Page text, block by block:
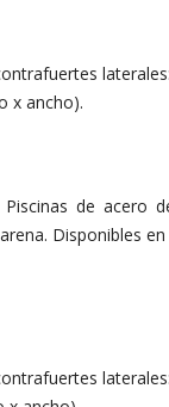
laterales:
x ancho).
Piscinas de acero
Disponibles
laterales: